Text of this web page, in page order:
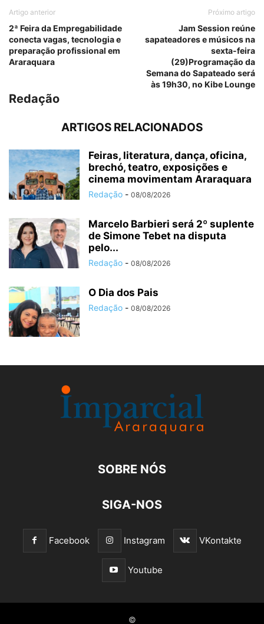
Artigo anterior
2ª Feira da Empregabilidade
conecta vagas, tecnologia e
preparação profissional em
Araraquara
Próximo artigo
Jam Session reúne
sapateadores e músicos na
sexta-feira
(29)Programação da
Semana do Sapateado será
às 19h30, no Kibe Lounge
Redação
ARTIGOS RELACIONADOS
Feiras, literatura, dança, oficina,
brechó, teatro, exposições e
cinema movimentam Araraquara
Redação - 08/08/2026
Marcelo Barbieri será 2º suplente
de Simone Tebet na disputa
pelo...
Redação - 08/08/2026
O Dia dos Pais
Redação - 08/08/2026
SOBRE NÓS
SIGA-NOS
Facebook Instagram VKontakte
Youtube
©